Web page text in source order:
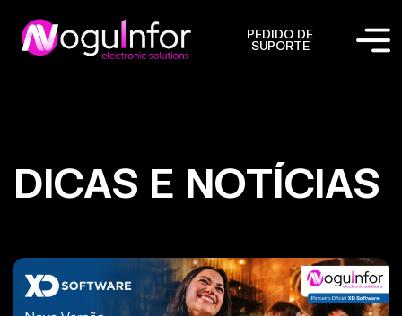
PEDIDO DE
SUPORTE
DICAS E NOTÍCIAS